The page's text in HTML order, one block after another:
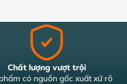
Chất lượng vượt trội
có nguồn gốc xuất xứ rõ